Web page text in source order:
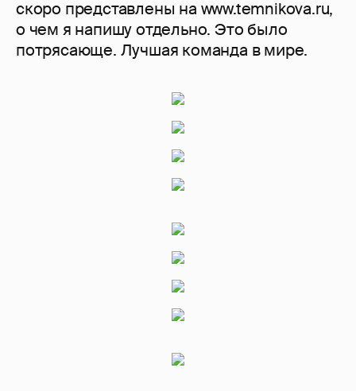
скоро представлены на www.temnikova.ru,
о чем я напишу отдельно. Это было
потрясающе. Лучшая команда в мире.